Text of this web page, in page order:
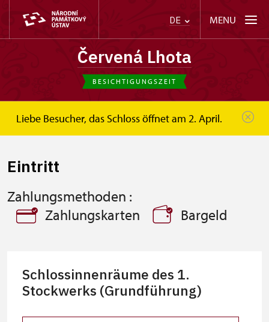
DE MENU
Červená Lhota
BESICHTIGUNGSZEIT
Liebe Besucher, das Schloss öffnet am 2. April.
Červená Lhota Besucherinformation Eintritt
Eintritt
Zahlungsmethoden :
Zahlungskarten
Bargeld
Schlossinnenräume des 1.
Stockwerks (Grundführung)